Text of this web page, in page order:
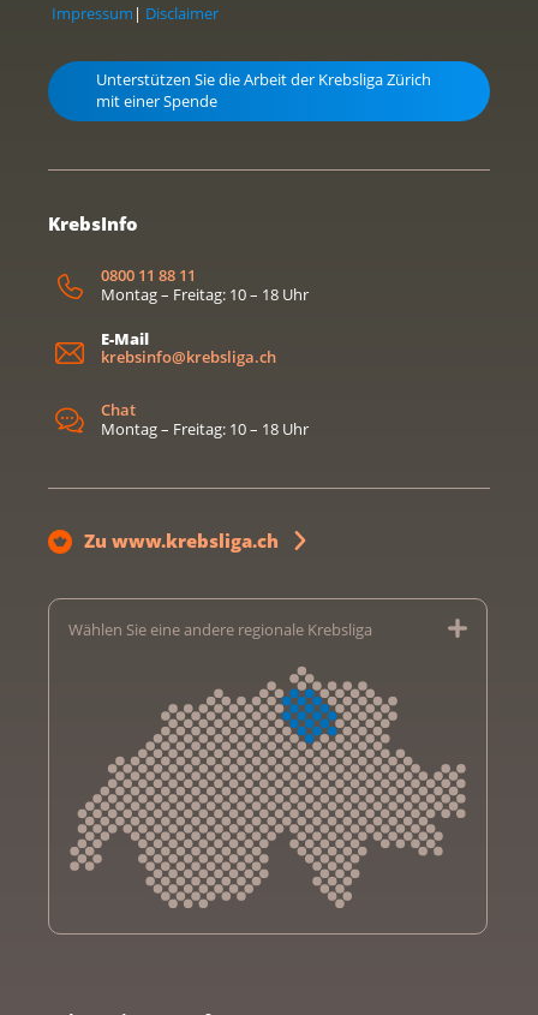
Impressum | Disclaimer
Unterstützen Sie die Arbeit der Krebsliga Zürich
mit einer Spende
KrebsInfo
0800 11 88 11
Montag – Freitag: 10 – 18 Uhr
E-Mail
krebsinfo@krebsliga.ch
Chat
Montag – Freitag: 10 – 18 Uhr
Zu www.krebsliga.ch
Wählen Sie eine andere regionale Krebsliga